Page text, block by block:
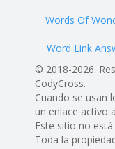
Words Of
Word Link
© 2018-2026.
CodyCross.
Cuando se usan
un enlace activo
Este sitio no está
Toda la